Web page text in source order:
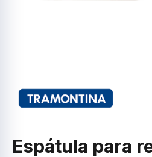
Espátula para